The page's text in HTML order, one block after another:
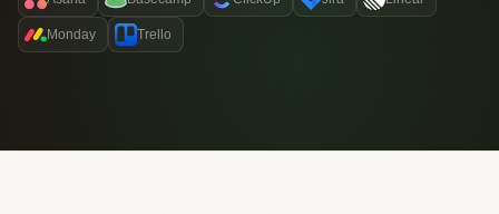
Monday Trello